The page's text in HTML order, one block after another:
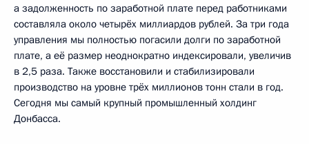
а задолженность по заработной плате перед работниками
составляла около четырёх миллиардов рублей. За три года
управления мы полностью погасили долги по заработной
плате, а её размер неоднократно индексировали, увеличив
в 2,5 раза. Также восстановили и стабилизировали
производство на уровне трёх миллионов тонн стали в год.
Сегодня мы самый крупный промышленный холдинг
Донбасса.